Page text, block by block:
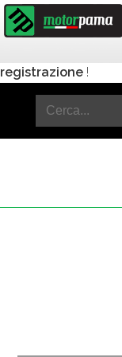
registrazione !